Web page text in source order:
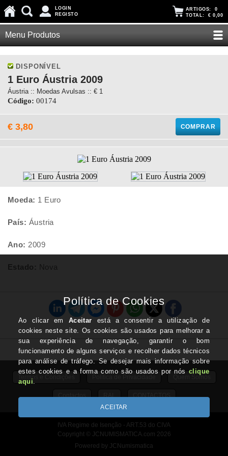
LOGIN
REGISTO
ARTIGOS: 0
TOTAL: € 0,00
Menu Produtos
DISPONÍVEL
1 Euro Áustria 2009
Áustria :: Moedas Avulsas :: € 1
Código: 00174
€ 3,80 COMPRAR
Moeda: 1 Euro
País: Áustria
Ano: 2009
Estado: Nova
Termos e Condições Quem Somos
Contactos RAL CONTACTOS
IVA Regime de Isenção - ART.53 do CIVA
Copyright © JCNUMISMATICA.com 2026
Powered by JCNumismatica